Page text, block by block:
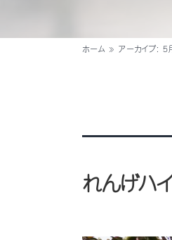
ホーム » アーカイブ:
れんげハ